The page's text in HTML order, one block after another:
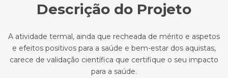
Descrição do Projeto
A atividade termal, ainda que recheada de mérito e aspetos
e efeitos positivos para a saúde e bem-estar dos aquistas,
carece de validação científica que certifique o seu impacto
para a saúde.